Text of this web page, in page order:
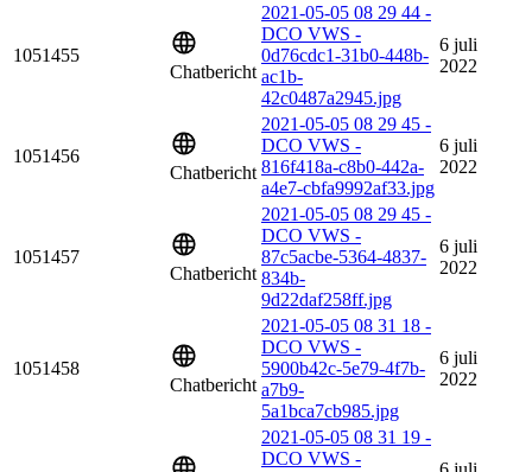
1051455
Chatbericht
2021-05-05 08 29 44 -
DCO VWS -
0d76cdc1-31b0-448b-
ac1b-
42c0487a2945.jpg
6 juli
2022
1051456
Chatbericht
2021-05-05 08 29 45 -
DCO VWS -
816f418a-c8b0-442a-
a4e7-cbfa9992af33.jpg
6 juli
2022
1051457
Chatbericht
2021-05-05 08 29 45 -
DCO VWS -
87c5acbe-5364-4837-
834b-
9d22daf258ff.jpg
6 juli
2022
1051458
Chatbericht
2021-05-05 08 31 18 -
DCO VWS -
5900b42c-5e79-4f7b-
a7b9-
5a1bca7cb985.jpg
6 juli
2022
2021-05-05 08 31 19 -
DCO VWS -